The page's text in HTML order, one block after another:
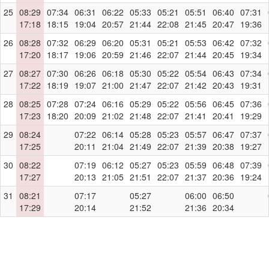
25 08:29
17:18
07:34
18:15
06:31
19:04
06:22
20:57
05:33
21:44
05:21
22:08
05:51
21:45
06:40
20:47
07:31
19:36
26 08:28
17:20
07:32
18:17
06:29
19:06
06:20
20:59
05:31
21:46
05:21
22:07
05:53
21:44
06:42
20:45
07:32
19:34
27 08:27
17:22
07:30
18:19
06:26
19:07
06:18
21:00
05:30
21:47
05:22
22:07
05:54
21:42
06:43
20:43
07:34
19:31
28 08:25
17:23
07:28
18:20
07:24
20:09
06:16
21:02
05:29
21:48
05:22
22:07
05:56
21:41
06:45
20:41
07:36
19:29
29 08:24
17:25
07:22
20:11
06:14
21:04
05:28
21:49
05:23
22:07
05:57
21:39
06:47
20:38
07:37
19:27
30 08:22
17:27
07:19
20:13
06:12
21:05
05:27
21:51
05:23
22:07
05:59
21:37
06:48
20:36
07:39
19:24
31
08:21
17:29
07:17
20:14
05:27
21:52
06:00
21:36
06:50
20:34